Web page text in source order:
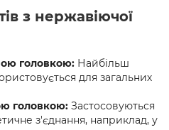
з нержавіючої
головкою: Найбільш
для загальних
головкою: Застосовуються
з'єднання, наприклад, у